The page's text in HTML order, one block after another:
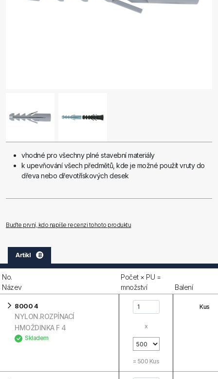
vhodné pro všechny plné stavební materiály
k upevňování všech předmětů, kde je možné použít vruty do
dřeva nebo dřevotřískových desek
Buďte první, kdo napíše recenzi tohoto produktu
Artikl 8
No.
Název
Počet × PU =
množství
Balení
8000 4
NYLON.ROZPÍNACÍ
HMOŽDINKA F 4
Skladem
x
= 500 Kus
Kus